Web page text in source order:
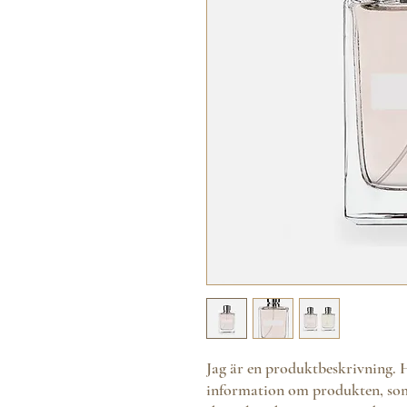
Jag är en
information om produkten,